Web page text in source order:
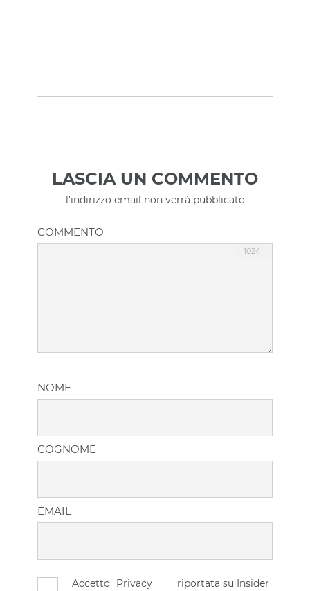
LASCIA UN COMMENTO
l'indirizzo email non verrà pubblicato
COMMENTO
NOME
COGNOME
EMAIL
Accetto
Privacy
riportata su Insider